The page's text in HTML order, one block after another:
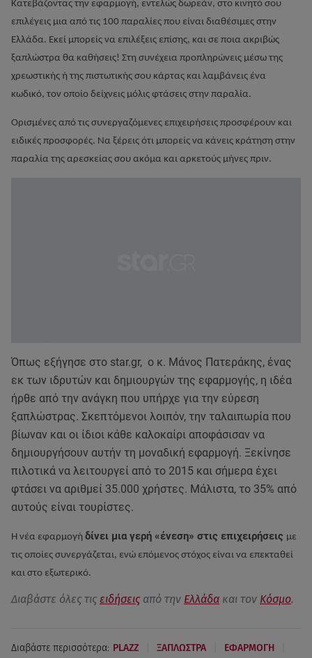
Κατεβάζοντας την εφαρμογή, εντελώς δωρεάν, στο κινητό σου
επιλέγεις μια από τις 100 παραλίες που είναι διαθέσιμες στην
Ελλάδα. Εκεί μπορείς να επιλέξεις επίσης, και σε ποια ακριβώς
ξαπλώστρα θα καθήσεις! Στη συνέχεια προπληρώνεις μέσω της
χρεωστικής ή της πιστωτικής σου κάρτας και λαμβάνεις ένα
κωδικό, τον οποίο δείχνεις μόλις φτάσεις στην παραλία.
Ορισμένες από τις συνεργαζόμενες επιχειρήσεις προσφέρουν και
ειδικές προσφορές. Να ξέρεις ότι μπορείς να κάνεις κράτηση στην
παραλία της αρεσκείας σου ακόμα και αρκετούς μήνες πριν.
Όπως εξήγησε στο star.gr, ο κ. Μάνος Πατεράκης, ένας
εκ των ιδρυτών και δημιουργών της εφαρμογής, η ιδέα
ήρθε από την ανάγκη που υπήρχε για την εύρεση
ξαπλώστρας. Σκεπτόμενοι λοιπόν, την ταλαιπωρία που
βίωναν και οι ίδιοι κάθε καλοκαίρι αποφάσισαν να
δημιουργήσουν αυτήν τη μοναδική εφαρμογή. Ξεκίνησε
πιλοτικά να λειτουργεί από το 2015 και σήμερα έχει
φτάσει να αριθμεί 35.000 χρήστες. Μάλιστα, το 35% από
αυτούς είναι τουρίστες.
Η νέα εφαρμογή δίνει μια γερή «ένεση» στις επιχειρήσεις με
τις οποίες συνεργάζεται, ενώ επόμενος στόχος είναι να επεκταθεί
και στο εξωτερικό.
Διαβάστε όλες τις ειδήσεις από την Ελλάδα και τον Κόσμο.
Διαβάστε περισσότερα: PLAZZ ΞΑΠΛΩΣΤΡΑ ΕΦΑΡΜΟΓΗ